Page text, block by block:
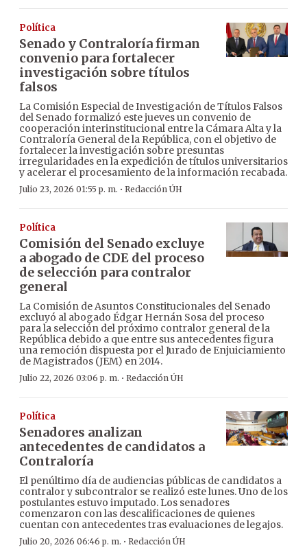
Política
Senado y Contraloría firman
convenio para fortalecer
investigación sobre títulos
falsos
La Comisión Especial de Investigación de Títulos Falsos
del Senado formalizó este jueves un convenio de
cooperación interinstitucional entre la Cámara Alta y la
Contraloría General de la República, con el objetivo de
fortalecer la investigación sobre presuntas
irregularidades en la expedición de títulos universitarios
y acelerar el procesamiento de la información recabada.
Julio 23, 2026 01:55 p. m. · Redacción ÚH
Política
Comisión del Senado excluye
a abogado de CDE del proceso
de selección para contralor
general
La Comisión de Asuntos Constitucionales del Senado
excluyó al abogado Édgar Hernán Sosa del proceso
para la selección del próximo contralor general de la
República debido a que entre sus antecedentes figura
una remoción dispuesta por el Jurado de Enjuiciamiento
de Magistrados (JEM) en 2014.
Julio 22, 2026 03:06 p. m. · Redacción ÚH
Política
Senadores analizan
antecedentes de candidatos a
Contraloría
El penúltimo día de audiencias públicas de candidatos a
contralor y subcontralor se realizó este lunes. Uno de los
postulantes estuvo imputado. Los senadores
comenzaron con las descalificaciones de quienes
cuentan con antecedentes tras evaluaciones de legajos.
Julio 20, 2026 06:46 p. m. · Redacción ÚH